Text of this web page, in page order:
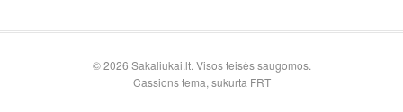
© 2026 Sakaliukai.lt. Visos teisės saugomos.
Cassions tema, sukurta FRT